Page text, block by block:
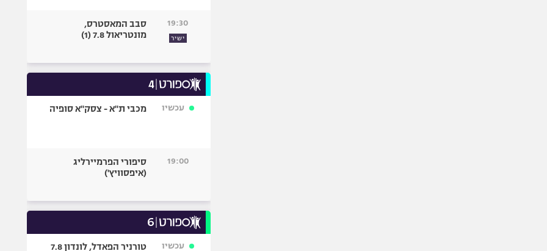
19:30
ישיר
סבב המאסטרס,
מונטריאול 7.8 (1)
עכשיו מכבי ת"א - צסק"א סופיה
19:00
סיפורי הפרמיירליג
(איפסוויץ')
עכשיו טורניר הפאדל, לונדון 7.8